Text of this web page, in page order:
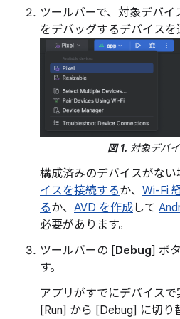
ツールバーで、対象デバ
をデバッグするデバイスを
図 1. 対象デバ
構成済みのデバイスがない
イスを接続するか、 Wi-Fi
るか、 AVD を作成して
必要があります。
ツールバーの [Debug] ボ
す。
アプリがすでにデバイスで
[Run] から [Debug] に切り